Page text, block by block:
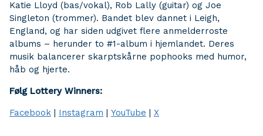
Katie Lloyd (bas/vokal), Rob Lally (guitar) og Joe
Singleton (trommer). Bandet blev dannet i Leigh,
England, og har siden udgivet flere anmelderroste
albums – herunder to #1-album i hjemlandet. Deres
musik balancerer skarptskårne pophooks med humor,
håb og hjerte.
Følg Lottery Winners:
Facebook | Instagram | YouTube | X